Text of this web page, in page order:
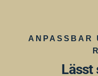
ANPASSBAR
Lässt